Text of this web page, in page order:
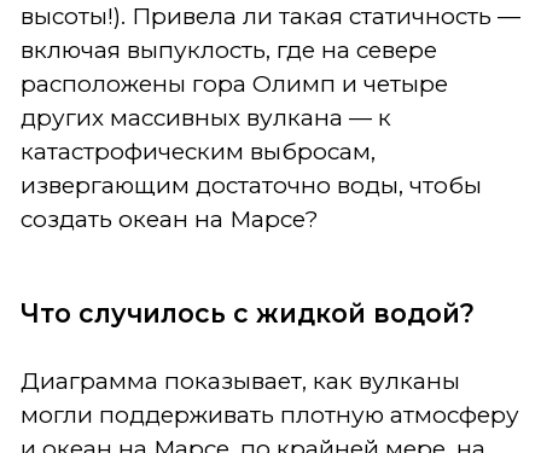
высоты!). Привела ли такая статичность —
включая выпуклость, где на севере
расположены гора Олимп и четыре
других массивных вулкана — к
катастрофическим выбросам,
извергающим достаточно воды, чтобы
создать океан на Марсе?
Что случилось с жидкой водой?
Диаграмма показывает, как вулканы
могли поддерживать плотную атмосферу